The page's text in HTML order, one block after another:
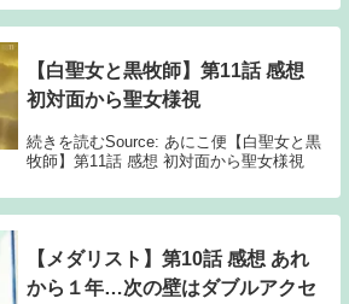
のセリフ書きおこしやスクリーンショット
の画像、雑誌発売前のネタバレ（早バレ）
【白聖女と黒牧師】第11話 感想
初対面から聖女様視
続きを読むSource: あにこ便【白聖女と黒
牧師】第11話 感想 初対面から聖女様視
【メダリスト】第10話 感想 あれ
から１年…次の壁はダブルアクセ